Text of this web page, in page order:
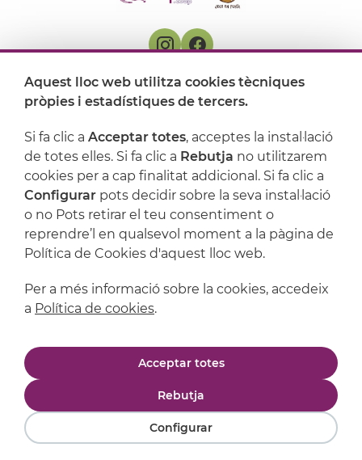
On ens trobem
Suport
Política de privacitat
Powered byComertis
Aquest lloc web utilitza cookies tècniques
pròpies i estadístiques de tercers.
Si fa clic a Acceptar totes, acceptes la instal·lació
de totes elles. Si fa clic a Rebutja no utilitzarem
cookies per a cap finalitat addicional. Si fa clic a
Configurar pots decidir sobre la seva instal·lació
o no Pots retirar el teu consentiment o
reprendre’l en qualsevol moment a la pàgina de
Política de Cookies d'aquest lloc web.
Per a més informació sobre la cookies, accedeix
a Política de cookies.
Acceptar totes
Rebutja
Configurar